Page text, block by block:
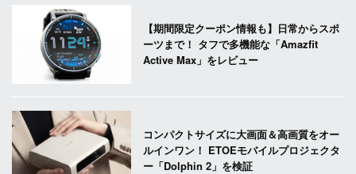
【期間限定クーポン情報も】日常からスポ
ーツまで！ タフで多機能な「Amazfit
Active Max」をレビュー
コンパクトサイズに大画面＆高画質をオー
ルインワン！ ETOEモバイルプロジェクタ
ー「Dolphin 2」を検証